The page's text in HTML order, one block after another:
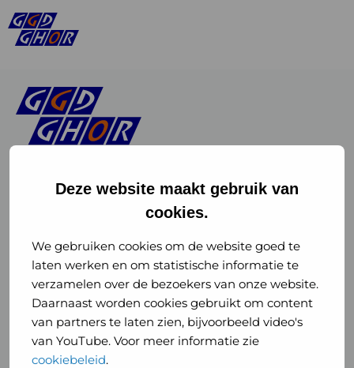
Deze website maakt gebruik van
cookies.
We gebruiken cookies om de website goed te
laten werken en om statistische informatie te
verzamelen over de bezoekers van onze website.
Daarnaast worden cookies gebruikt om content
van partners te laten zien, bijvoorbeeld video's
van YouTube. Voor meer informatie zie
cookiebeleid.
of
GGD
GHOR
Nederland
Instagram
of
GGD
GHOR
Nederland
GGD Reizen op social media
GGD Reizen